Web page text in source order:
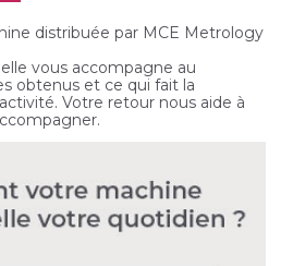
distribuée par MCE Metrology
vous accompagne au
obtenus et ce qui fait la
Votre retour nous aide à